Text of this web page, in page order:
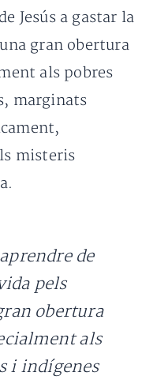
Jesús a gastar la
gran obertura
als pobres
marginats
misteris
de
pels
obertura
als
i indígenes